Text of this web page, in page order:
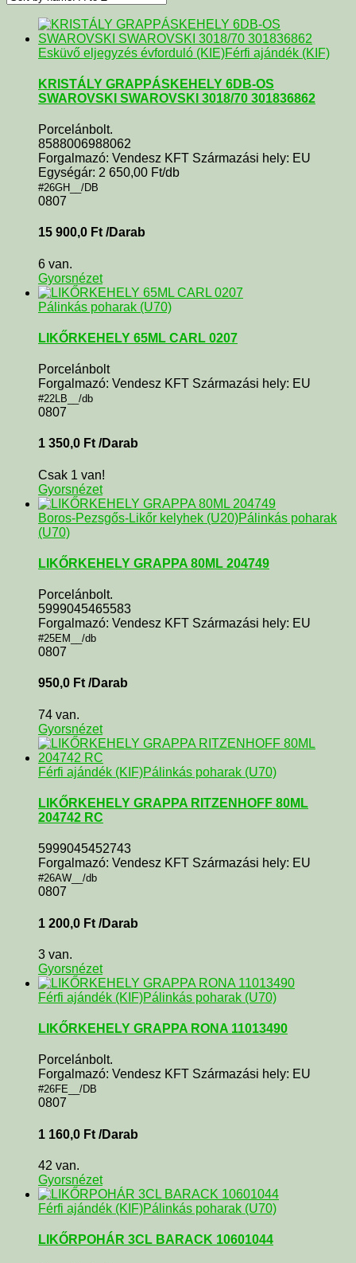
Esküvő eljegyzés évforduló (KIE)Férfi ajándék (KIF)
KRISTÁLY GRAPPÁSKEHELY 6DB-OS
SWAROVSKI SWAROVSKI 3018/70 301836862
Porcelánbolt.
8588006988062
Forgalmazó: Vendesz KFT Származási hely: EU
Egységár: 2 650,00 Ft/db
#26GH__/DB
0807
15 900,0 Ft /Darab
6 van.
Gyorsnézet
Pálinkás poharak (U70)
LIKŐRKEHELY 65ML CARL 0207
Porcelánbolt
Forgalmazó: Vendesz KFT Származási hely: EU
#22LB__/db
0807
1 350,0 Ft /Darab
Csak 1 van!
Gyorsnézet
Boros-Pezsgős-Likőr kelyhek (U20)Pálinkás poharak
(U70)
LIKŐRKEHELY GRAPPA 80ML 204749
Porcelánbolt.
5999045465583
Forgalmazó: Vendesz KFT Származási hely: EU
#25EM__/db
0807
950,0 Ft /Darab
74 van.
Gyorsnézet
Férfi ajándék (KIF)Pálinkás poharak (U70)
LIKŐRKEHELY GRAPPA RITZENHOFF 80ML
204742 RC
5999045452743
Forgalmazó: Vendesz KFT Származási hely: EU
#26AW__/db
0807
1 200,0 Ft /Darab
3 van.
Gyorsnézet
Férfi ajándék (KIF)Pálinkás poharak (U70)
LIKŐRKEHELY GRAPPA RONA 11013490
Porcelánbolt.
Forgalmazó: Vendesz KFT Származási hely: EU
#26FE__/DB
0807
1 160,0 Ft /Darab
42 van.
Gyorsnézet
Férfi ajándék (KIF)Pálinkás poharak (U70)
LIKŐRPOHÁR 3CL BARACK 10601044